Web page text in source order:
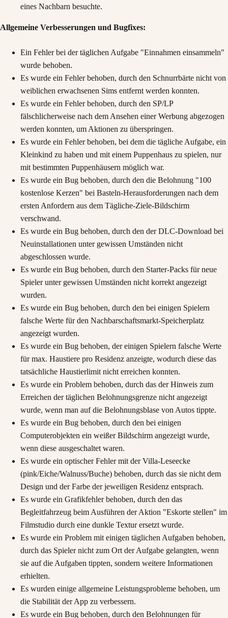
eines Nachbarn besuchte.
Allgemeine Verbesserungen und Bugfixes:
Ein Fehler bei der täglichen Aufgabe "Einnahmen einsammeln"
wurde behoben.
Es wurde ein Fehler behoben, durch den Schnurrbärte nicht von
weiblichen erwachsenen Sims entfernt werden konnten.
Es wurde ein Fehler behoben, durch den SP/LP
fälschlicherweise nach dem Ansehen einer Werbung abgezogen
werden konnten, um Aktionen zu überspringen.
Es wurde ein Fehler behoben, bei dem die tägliche Aufgabe, ein
Kleinkind zu haben und mit einem Puppenhaus zu spielen, nur
mit bestimmten Puppenhäusern möglich war.
Es wurde ein Bug behoben, durch den die Belohnung "100
kostenlose Kerzen" bei Basteln-Herausforderungen nach dem
ersten Anfordern aus dem Tägliche-Ziele-Bildschirm
verschwand.
Es wurde ein Bug behoben, durch den der DLC-Download bei
Neuinstallationen unter gewissen Umständen nicht
abgeschlossen wurde.
Es wurde ein Bug behoben, durch den Starter-Packs für neue
Spieler unter gewissen Umständen nicht korrekt angezeigt
wurden.
Es wurde ein Bug behoben, durch den bei einigen Spielern
falsche Werte für den Nachbarschaftsmarkt-Speicherplatz
angezeigt wurden.
Es wurde ein Bug behoben, der einigen Spielern falsche Werte
für max. Haustiere pro Residenz anzeigte, wodurch diese das
tatsächliche Haustierlimit nicht erreichen konnten.
Es wurde ein Problem behoben, durch das der Hinweis zum
Erreichen der täglichen Belohnungsgrenze nicht angezeigt
wurde, wenn man auf die Belohnungsblase von Autos tippte.
Es wurde ein Bug behoben, durch den bei einigen
Computerobjekten ein weißer Bildschirm angezeigt wurde,
wenn diese ausgeschaltet waren.
Es wurde ein optischer Fehler mit der Villa-Leseecke
(pink/Eiche/Walnuss/Buche) behoben, durch das sie nicht dem
Design und der Farbe der jeweiligen Residenz entsprach.
Es wurde ein Grafikfehler behoben, durch den das
Begleitfahrzeug beim Ausführen der Aktion "Eskorte stellen" im
Filmstudio durch eine dunkle Textur ersetzt wurde.
Es wurde ein Problem mit einigen täglichen Aufgaben behoben,
durch das Spieler nicht zum Ort der Aufgabe gelangten, wenn
sie auf die Aufgaben tippten, sondern weitere Informationen
erhielten.
Es wurden einige allgemeine Leistungsprobleme behoben, um
die Stabilität der App zu verbessern.
Es wurde ein Bug behoben, durch den Belohnungen für